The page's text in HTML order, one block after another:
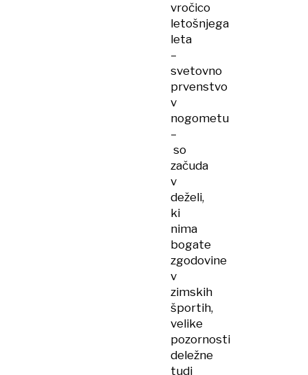
vročico
letošnjega
leta
–
svetovno
prvenstvo
v
nogometu
–
so
začuda
v
deželi,
ki
nima
bogate
zgodovine
v
zimskih
športih,
velike
pozornosti
deležne
tudi